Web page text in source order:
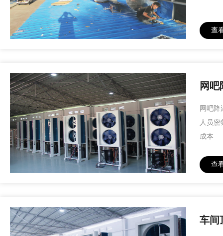
查
网
网吧降
人员密
成本
查
车间